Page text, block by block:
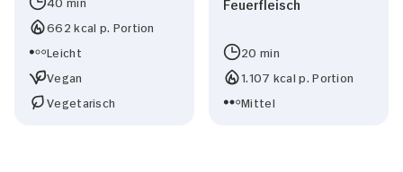
662 kcal p. Portion
Leicht
Vegan
Vegetarisch
20 min
1.107 kcal p. Portion
Mittel